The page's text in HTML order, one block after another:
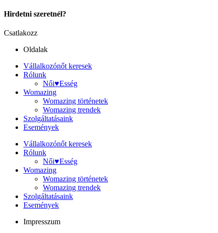
Hirdetni szeretnél?
Csatlakozz
Oldalak
Vállalkozónőt keresek
Rólunk
Női♥Esség
Womazing
Womazing történetek
Womazing trendek
Szolgáltatásaink
Események
Vállalkozónőt keresek
Rólunk
Női♥Esség
Womazing
Womazing történetek
Womazing trendek
Szolgáltatásaink
Események
Impresszum